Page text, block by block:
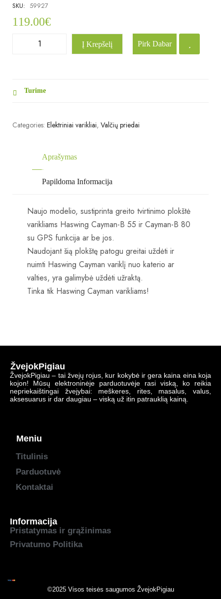
SKU: 59927
119.00€
Į Krepšelį Pirk Dabar
Turime
Categories: Elektriniai varikliai, Valčių priedai
Aprašymas
Papildoma Informacija
Naujo modelio, sustiprinta greito tvirtinimo plokštė
varikliams Haswing Cayman-B 55 ir Cayman-B 80
su GPS funkcija ar be jos.
Naudojant šią plokštę patogu greitai uždėti ir
nuimti Haswing Cayman variklį nuo katerio ar
valties, yra galimybė uždėti užraktą.
Tinka tik Haswing Cayman varikliams!
ŽvejokPigiau
ŽvejokPigiau – tai žvejų rojus, kur kokybė ir gera kaina eina koja
kojon! Mūsų elektroninėje parduotuvėje rasi viską, ko reikia
nepriekaištingai žvejybai: meškeres, rites, masalus, valus,
aksesuarus ir dar daugiau – viską už itin patrauklią kainą.
Meniu
Titulinis
Parduotuvė
Kontaktai
Informacija
Pristatymas ir grąžinimas
Privatumo Politika
©2025 Visos teisės saugumos ŽvejokPigiau